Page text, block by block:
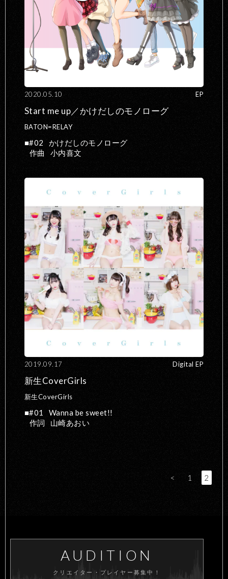
2020.05.10 EP
Start me up／かけだしのモノローグ
BATON=RELAY
#02
かけだしのモノローグ
作曲
小内喜文
2019.09.17 Digital EP
新生CoverGirls
新生CoverGirls
#01
Wanna be sweet!!
作詞
山崎あおい
< 1 2
AUDITION
クリエイター・プレイヤー募集中！